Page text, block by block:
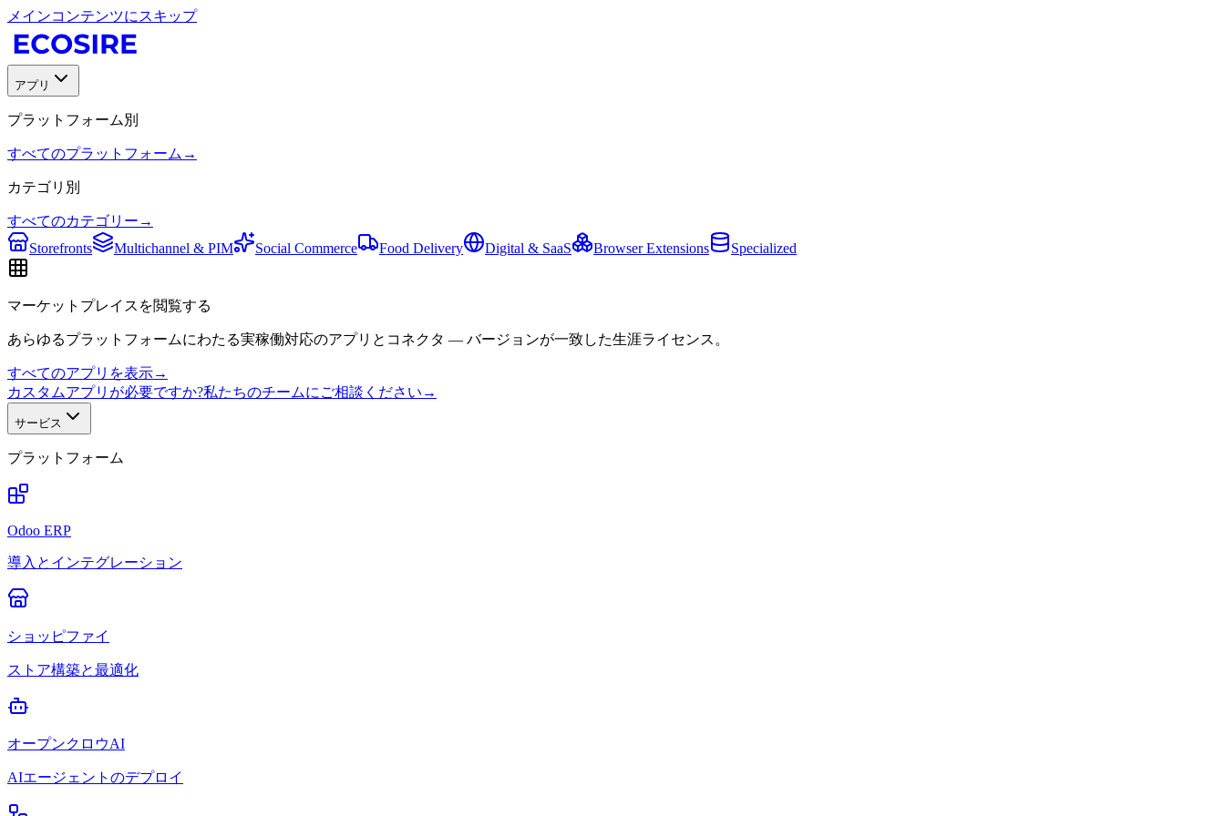
メインコンテンツにスキップ
アプリ
プラットフォーム別
すべてのプラットフォーム →
カテゴリ別
すべてのカテゴリー →
Storefronts
Multichannel & PIM Social Commerce Food Delivery Digital & SaaS Browser Extensions Specialized
マーケットプレイスを閲覧する
あらゆるプラットフォームにわたる実稼働対応のアプリとコネクタ — バージョンが一致した生涯ライセンス。
すべてのアプリを表示→
カスタムアプリが必要ですか?私たちのチームにご相談ください →
サービス
プラットフォーム
Odoo ERP
導入とインテグレーション
ショッピファイ
ストア構築と最適化
オープンクロウAI
AIエージェントのデプロイ